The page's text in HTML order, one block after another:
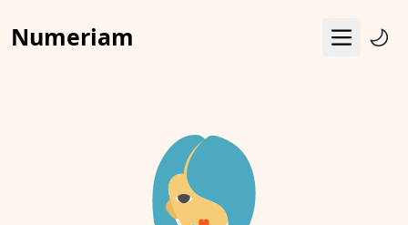
Numeriam Меню
Матрица судьбы
Гороскоп